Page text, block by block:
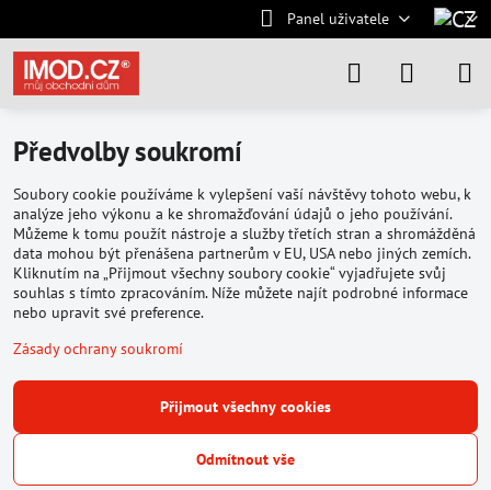
Panel uživatele
Předvolby soukromí
Soubory cookie používáme k vylepšení vaší návštěvy tohoto webu, k
analýze jeho výkonu a ke shromažďování údajů o jeho používání.
Můžeme k tomu použít nástroje a služby třetích stran a shromážděná
data mohou být přenášena partnerům v EU, USA nebo jiných zemích.
Kliknutím na „Přijmout všechny soubory cookie“ vyjadřujete svůj
souhlas s tímto zpracováním. Níže můžete najít podrobné informace
nebo upravit své preference.
Zásady ochrany soukromí
Přijmout všechny cookies
Odmítnout vše